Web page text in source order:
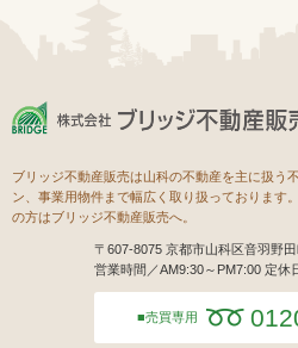
ブリッジ不動産販売は山科の不動産を主に扱う
ン、事業用物件まで幅広く取り扱っております
の方はブリッジ不動産販売へ。
〒607-8075 京都市山科区音羽野
営業時間／AM9:30～PM7:00 定休
売買専用